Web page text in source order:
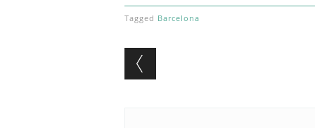
Tagged Barcelona
Post navigation